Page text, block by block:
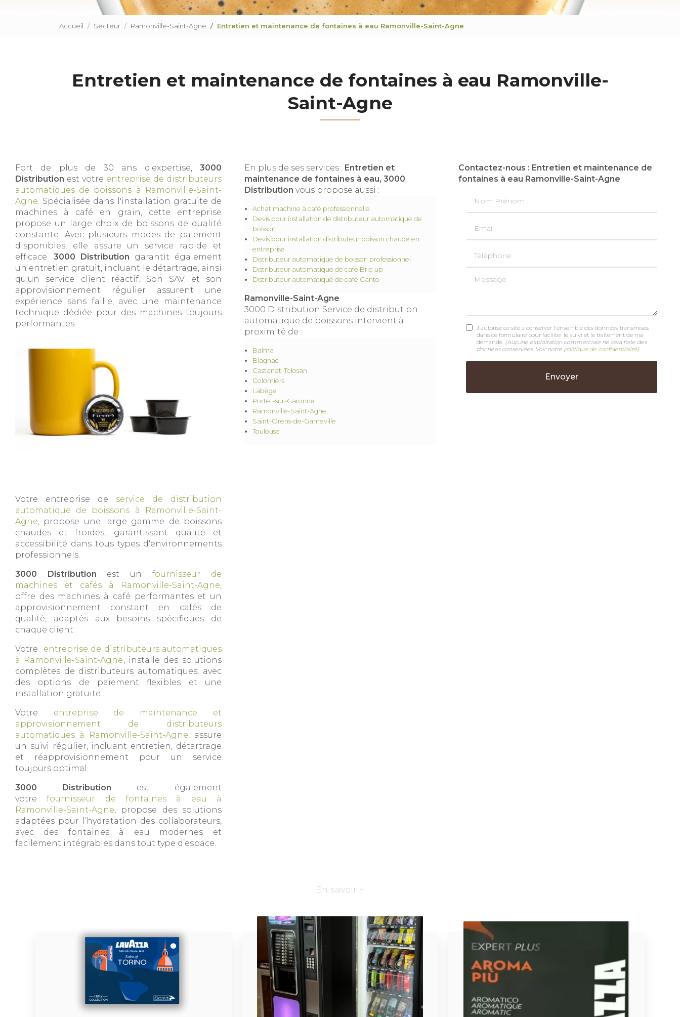
Accueil Secteur Ramonville-Saint-Agne Entretien et maintenance de fontaines à eau Ramonville-Saint-Agne
Entretien et maintenance de fontaines à eau Ramonville-
Saint-Agne
Fort de plus de 30 ans d'expertise, 3000
Distribution est votre entreprise de distributeurs
automatiques de boissons à Ramonville-Saint-
Agne. Spécialisée dans l'installation gratuite de
machines à café en grain, cette entreprise
propose un large choix de boissons de qualité
constante. Avec plusieurs modes de paiement
disponibles, elle assure un service rapide et
efficace. 3000 Distribution garantit également
un entretien gratuit, incluant le détartrage, ainsi
qu'un service client réactif. Son SAV et son
approvisionnement régulier assurent une
expérience sans faille, avec une maintenance
technique dédiée pour des machines toujours
performantes.
Votre entreprise de service de distribution
automatique de boissons à Ramonville-Saint-
Agne , propose une large gamme de boissons
chaudes et froides, garantissant qualité et
accessibilité dans tous types d'environnements
professionnels.
3000 Distribution est un
fournisseur de
machines et cafés à Ramonville-Saint-Agne
offre des machines à café performantes et un
approvisionnement constant en cafés de
qualité, adaptés aux besoins spécifiques de
chaque client.
Votre entreprise de distributeurs automatiques
à Ramonville-Saint-Agne , installe des solutions
complètes de distributeurs automatiques, avec
des options de paiement flexibles et une
installation gratuite.
Votre entreprise de maintenance et
approvisionnement de distributeurs
automatiques à Ramonville-Saint-Agne , assure
un suivi régulier, incluant entretien, détartrage
et réapprovisionnement pour un service
toujours optimal.
3000 Distribution est également
votrefournisseur de fontaines à eau à
Ramonville-Saint-Agne , propose des solutions
adaptées pour l’hydratation des collaborateurs,
avec des fontaines à eau modernes et
facilement intégrables dans tout type d’espace.
En plus de ses services : Entretien et
maintenance de fontaines à eau, 3000
Distribution vous propose aussi :
Achat machine à café professionnelle
Devis pour installation de distributeur automatique de
boisson
Devis pour installation distributeur boisson chaude en
entreprise
Distributeur automatique de boisson professionnel
Distributeur automatique de café Brio up
Distributeur automatique de café Canto
Ramonville-Saint-Agne
3000 Distribution Service de distribution
automatique de boissons intervient à
proximité de :
Balma
Blagnac
Castanet-Tolosan
Colomiers
Labège
Portet-sur-Garonne
Ramonville-Saint-Agne
Saint-Orens-de-Gameville
Toulouse
Contactez-nous : Entretien et maintenance de
fontaines à eau Ramonville-Saint-Agne
Message
J'autorise ce site à conserver l'ensemble des données transmises
dans ce formulaire pour faciliter le suivi et le traitement de ma
demande. (Aucune exploitation commerciale ne sera faite des
données conservées. Voir notre politique de confidentialité)
En savoir +